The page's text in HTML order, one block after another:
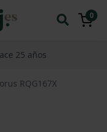
0
25 años
RQG167X